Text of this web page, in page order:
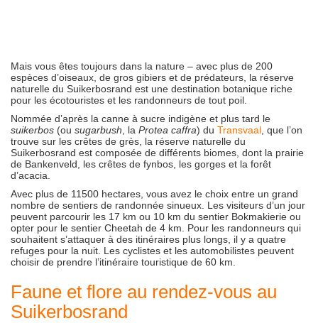
Mais vous êtes toujours dans la nature – avec plus de 200
espèces d’oiseaux, de gros gibiers et de prédateurs, la réserve
naturelle du Suikerbosrand est une destination botanique riche
pour les écotouristes et les randonneurs de tout poil.
Nommée d’après la canne à sucre indigène et plus tard le
suikerbos (ou sugarbush , la Protea caffra) du Transvaal , que l’on
trouve sur les crêtes de grès, la réserve naturelle du
Suikerbosrand est composée de différents biomes, dont la prairie
de Bankenveld, les crêtes de fynbos, les gorges et la forêt
d’acacia.
Avec plus de 11500 hectares, vous avez le choix entre un grand
nombre de sentiers de randonnée sinueux. Les visiteurs d’un jour
peuvent parcourir les 17 km ou 10 km du sentier Bokmakierie ou
opter pour le sentier Cheetah de 4 km. Pour les randonneurs qui
souhaitent s’attaquer à des itinéraires plus longs, il y a quatre
refuges pour la nuit. Les cyclistes et les automobilistes peuvent
choisir de prendre l’itinéraire touristique de 60 km.
Faune et flore au rendez-vous au
Suikerbosrand